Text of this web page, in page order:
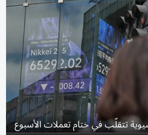
تتقلّب في ختام تعملات الأسبوع